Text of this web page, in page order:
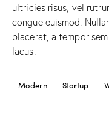
ultricies risus, vel
congue euismod.
placerat, a tempor
lacus.
Modern Startup